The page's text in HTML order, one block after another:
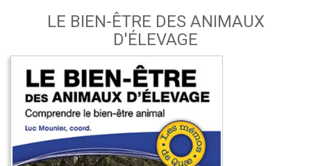
LE BIEN-ÊTRE DES ANIMAUX
D'ÉLEVAGE